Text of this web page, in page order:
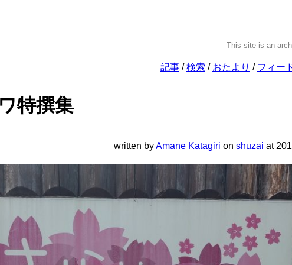
This site is an
記事 検索 おたより フィー
特撰集
written byAmane Katagiri on shuzai at